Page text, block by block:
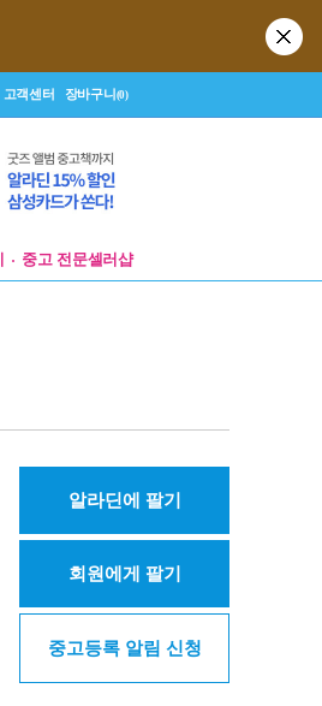
고객센터 장바구니(0)
중고 전문셀러샵
알라딘에 팔기
회원에게 팔기
중고등록 알림 신청